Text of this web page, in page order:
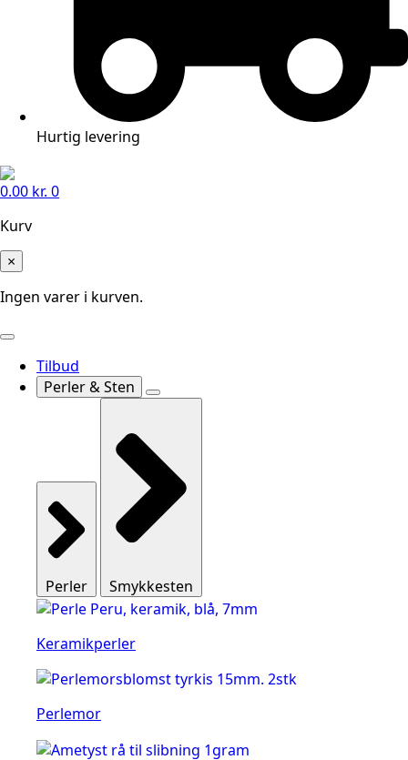
Hurtig levering
0.00 kr. 0
Kurv
×
Ingen varer i kurven.
Tilbud
Perler & Sten
Perler Smykkesten
Keramikperler
Perlemor